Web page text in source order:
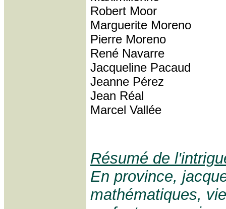
Robert Moor
Marguerite Moreno
Pierre Moreno
René Navarre
Jacqueline Pacaud
Jeanne Pérez
Jean Réal
Marcel Vallée
Résumé de
En province,
mathématiques,